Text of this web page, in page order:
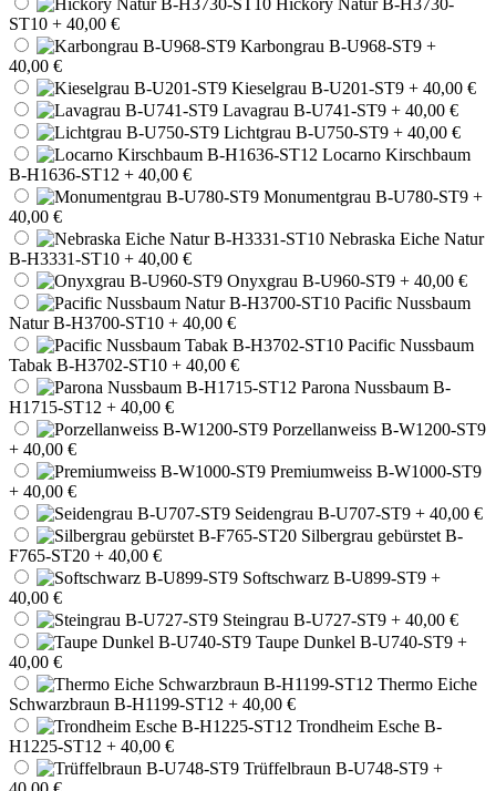
ST10 + 40,00 €
Karbongrau B-U968-ST9 +
40,00 €
Kieselgrau B-U201-ST9 + 40,00 €
Lavagrau B-U741-ST9 + 40,00 €
Lichtgrau B-U750-ST9 + 40,00 €
Locarno Kirschbaum
B-H1636-ST12 + 40,00 €
Monumentgrau B-U780-ST9 +
40,00 €
Nebraska Eiche Natur
B-H3331-ST10 + 40,00 €
Onyxgrau B-U960-ST9 + 40,00 €
Pacific Nussbaum
Natur B-H3700-ST10 + 40,00 €
Pacific Nussbaum
Tabak B-H3702-ST10 + 40,00 €
Parona Nussbaum B-
H1715-ST12 + 40,00 €
Porzellanweiss B-W1200-ST9
+ 40,00 €
Premiumweiss B-W1000-ST9
+ 40,00 €
Seidengrau B-U707-ST9 + 40,00 €
Silbergrau gebürstet B-
F765-ST20 + 40,00 €
Softschwarz B-U899-ST9 +
40,00 €
Steingrau B-U727-ST9 + 40,00 €
Taupe Dunkel B-U740-ST9 +
40,00 €
Thermo Eiche
Schwarzbraun B-H1199-ST12 + 40,00 €
Trondheim Esche B-
H1225-ST12 + 40,00 €
Trüffelbraun B-U748-ST9 +